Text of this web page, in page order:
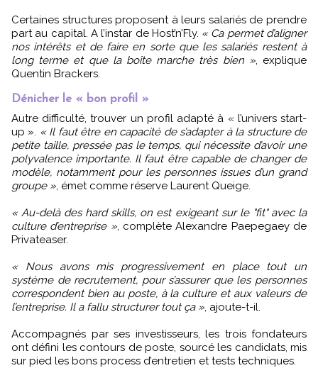
Certaines structures proposent à leurs salariés de prendre
part au capital. A l’instar de Host’n’Fly. « Ca permet d’aligner
nos intérêts et de faire en sorte que les salariés restent à
long terme et que la boîte marche très bien », explique
Quentin Brackers.
Dénicher le « bon profil »
Autre difficulté, trouver un profil adapté à « l’univers start-
up ». « Il faut être en capacité de s’adapter à la structure de
petite taille, pressée pas le temps, qui nécessite d’avoir une
polyvalence importante. Il faut être capable de changer de
modèle, notamment pour les personnes issues d’un grand
groupe », émet comme réserve Laurent Queige.
« Au-delà des hard skills, on est exigeant sur le "fit" avec la
culture d’entreprise », complète Alexandre Paepegaey de
Privateaser.
« Nous avons mis progressivement en place tout un
système de recrutement, pour s’assurer que les personnes
correspondent bien au poste, à la culture et aux valeurs de
l’entreprise. Il a fallu structurer tout ça », ajoute-t-il.
Accompagnés par ses investisseurs, les trois fondateurs
ont défini les contours de poste, sourcé les candidats, mis
sur pied les bons process d’entretien et tests techniques.